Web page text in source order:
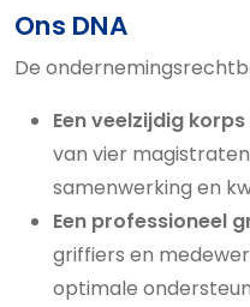
Ons DNA
De
Een veelzijdig korps
van vier
samenwerking en
Een professioneel
griffiers en
optimale